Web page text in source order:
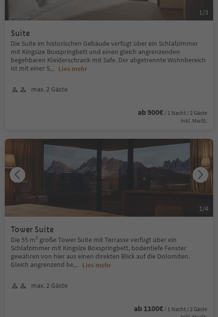
Suite
Die Suite im historischen Gebäude verfügt über ein Schlafzimmer
mit Kingsize Boxspringbett und einen gleich angrenzenden
begehbaren Kleiderschrank mit Safe. Der abgetrennte Wohnbereich
ist mit einer S... Lies mehr
max. 2 Gäste
ab 900€ / 1 Nacht / 2 Gäste
Inkl. MwSt.
1/3
Tower Suite
Die 55 m² große Tower Suite mit Terrasse verfügt über ein
Schlafzimmer mit Kingsize Boxspringbett, bodentiefe Fenster
gewähren von hier aus einen direkten Blick auf die Dolomiten.
Gleich angrenzend be... Lies mehr
max. 2 Gäste
ab 1100€ / 1 Nacht / 2 Gäste
1/4